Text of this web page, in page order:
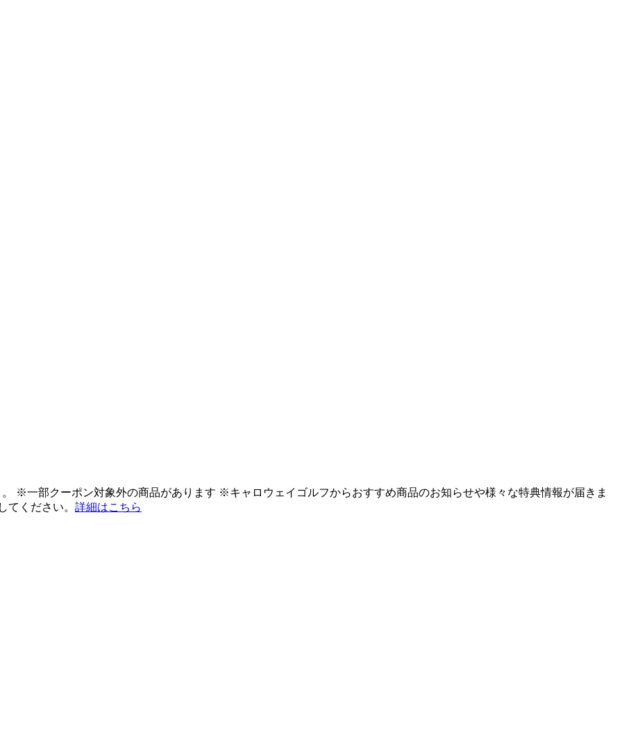
※一部クーポン対象外の商品があります ※キャロウェイゴルフからおすすめ商品のお知らせや様々な特典情報が届きま
てください。 詳細はこちら